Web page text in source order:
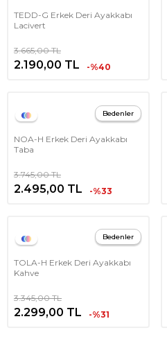
TEDD-G Erkek Deri Ayakkabı
Lacivert
3.665,00TL
2.190,00 TL -%40
Bedenler
NOA-H Erkek Deri Ayakkabı
Taba
3.745,00TL
2.495,00 TL -%33
Bedenler
TOLA-H Erkek Deri Ayakkabı
Kahve
3.345,00TL
2.299,00 TL -%31